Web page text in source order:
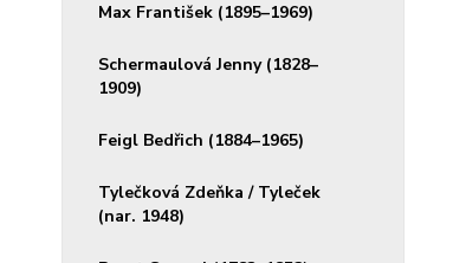
Max František (1895–1969)
Schermaulová Jenny (1828–
1909)
Feigl Bedřich (1884–1965)
Tylečková Zdeňka / Tyleček
(nar. 1948)